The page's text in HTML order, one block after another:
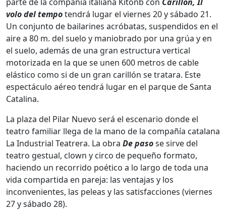
parte de la compañía italiana Kitonb con Carillon, Il
volo del tempotendrá lugar el viernes 20 y sábado 21.
Un conjunto de bailarines acróbatas, suspendidos en el
aire a 80 m. del suelo y maniobrado por una grúa y en
el suelo, además de una gran estructura vertical
motorizada en la que se unen 600 metros de cable
elástico como si de un gran carillón se tratara. Este
espectáculo aéreo tendrá lugar en el parque de Santa
Catalina.
La plaza del Pilar Nuevo será el escenario donde el
teatro familiar llega de la mano de la compañía catalana
La Industrial Teatrera. La obra De pasose sirve del
teatro gestual, clown y circo de pequeño formato,
haciendo un recorrido poético a lo largo de toda una
vida compartida en pareja: las ventajas y los
inconvenientes, las peleas y las satisfacciones (viernes
27 y sábado 28).